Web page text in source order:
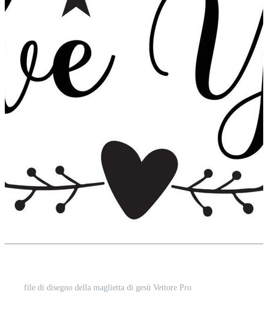
file di disegno della maglietta di gesù Vettore Pro